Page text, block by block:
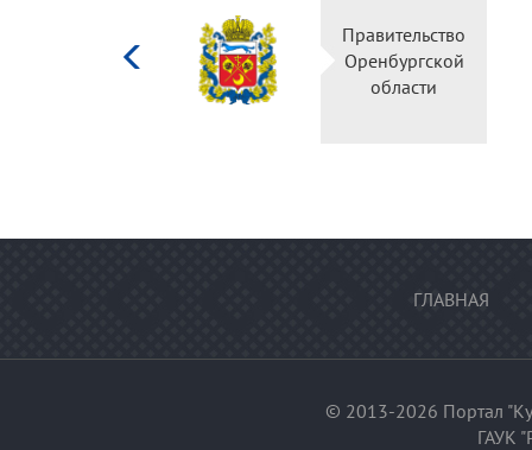
Правительство
Оренбургской
области
ГЛАВНАЯ
© 2013-2026 Портал
ГАУК